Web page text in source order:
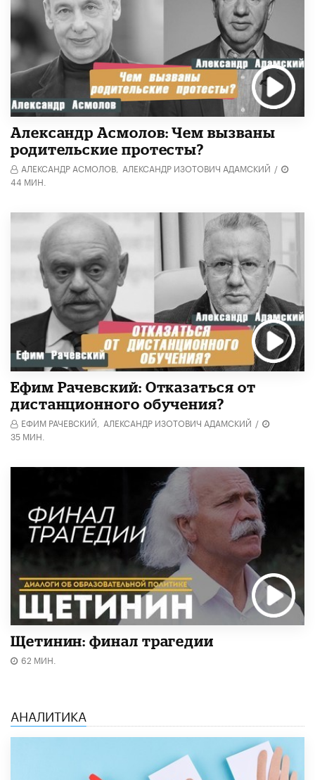
Александр Асмолов: Чем вызваны
родительские протесты?
АЛЕКСАНДР АСМОЛОВ, АЛЕКСАНДР ИЗОТОВИЧ АДАМСКИЙ /
44 МИН.
Ефим Рачевский: Отказаться от
дистанционного обучения?
ЕФИМ РАЧЕВСКИЙ, АЛЕКСАНДР ИЗОТОВИЧ АДАМСКИЙ /
35 МИН.
Щетинин: финал трагедии
62 МИН.
АНАЛИТИКА